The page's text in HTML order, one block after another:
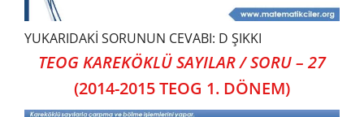
YUKARIDAKİ SORUNUN CEVABI: D ŞIKKI
TEOG KAREKÖKLÜ SAYILAR / SORU – 27
(2014-2015 TEOG 1. DÖNEM)